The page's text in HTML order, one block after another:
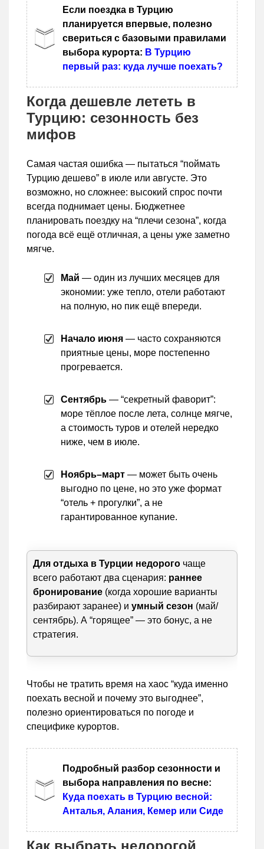
Если поездка в Турцию
планируется впервые, полезно
свериться с базовыми правилами
выбора курорта: В Турцию
первый раз: куда лучше поехать?
Когда дешевле лететь в
Турцию: сезонность без
мифов
Самая частая ошибка — пытаться “поймать
Турцию дешево” в июле или августе. Это
возможно, но сложнее: высокий спрос почти
всегда поднимает цены. Бюджетнее
планировать поездку на “плечи сезона”, когда
погода всё ещё отличная, а цены уже заметно
мягче.
Май — один из лучших месяцев для
экономии: уже тепло, отели работают
на полную, но пик ещё впереди.
Начало июня — часто сохраняются
приятные цены, море постепенно
прогревается.
Сентябрь — “секретный фаворит”:
море тёплое после лета, солнце мягче,
а стоимость туров и отелей нередко
ниже, чем в июле.
Ноябрь–март — может быть очень
выгодно по цене, но это уже формат
“отель + прогулки”, а не
гарантированное купание.
Для отдыха в Турции недорого чаще
всего работают два сценария: раннее
бронирование (когда хорошие варианты
разбирают заранее) и умный сезон (май/
сентябрь). А “горящее” — это бонус, а не
стратегия.
Чтобы не тратить время на хаос “куда именно
поехать весной и почему это выгоднее”,
полезно ориентироваться по погоде и
специфике курортов.
Подробный разбор сезонности и
выбора направления по весне:
Куда поехать в Турцию весной:
Анталья, Алания, Кемер или Сиде